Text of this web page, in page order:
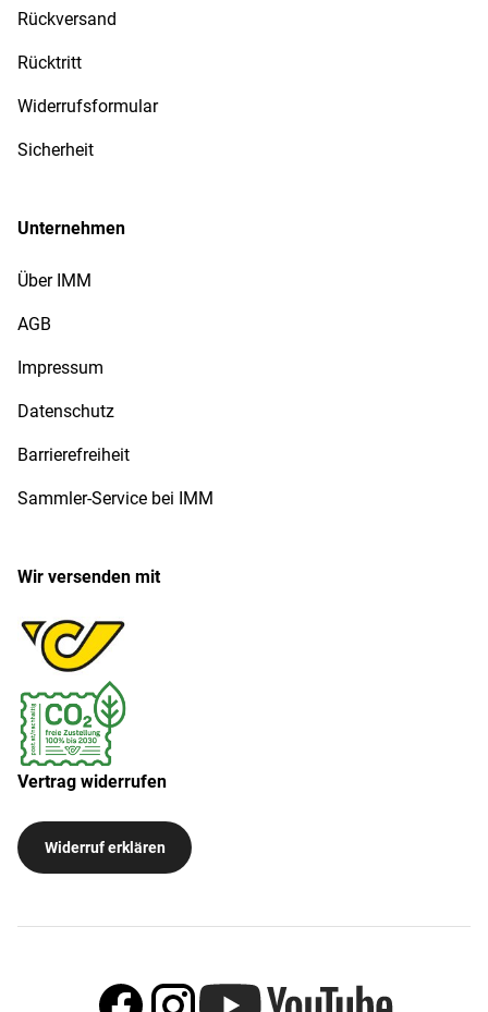
Rückversand
Rücktritt
Widerrufsformular
Sicherheit
Unternehmen
Über IMM
AGB
Impressum
Datenschutz
Barrierefreiheit
Sammler-Service bei IMM
Wir versenden mit
Vertrag widerrufen
Widerruf erklären